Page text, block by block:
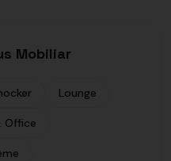
Mobiliar
Lounge
Office